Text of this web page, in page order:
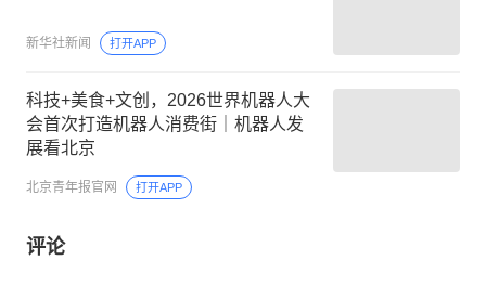
新华社新闻 打开APP
科技+美食+文创，2026世界机器人大
会首次打造机器人消费街｜机器人发
展看北京
北京青年报官网 打开APP
评论